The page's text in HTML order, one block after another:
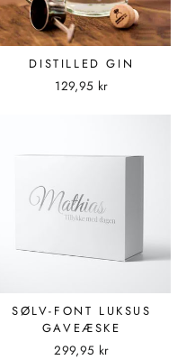
DISTILLED GIN
129,95 kr
SØLV-FONT LUKSUS
GAVEÆSKE
299,95 kr